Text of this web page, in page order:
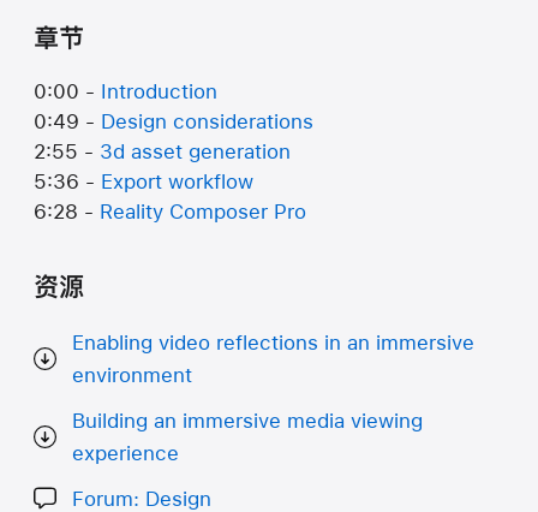
章节
0:00 - Introduction
0:49 - Design considerations
2:55 - 3d asset generation
5:36 - Export workflow
6:28 - Reality Composer Pro
资源
Enabling video reflections in an immersive
environment
Building an immersive media viewing
experience
Forum: Design